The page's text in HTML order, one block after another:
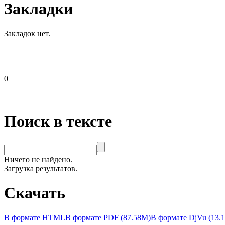
Закладки
Закладок нет.
0
Поиск в тексте
Ничего не найдено.
Загрузка результатов.
Скачать
В формате HTMLВ формате PDF (87.58M)В формате DjVu